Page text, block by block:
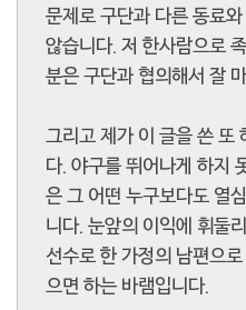
문제로 구단과 다른 동료
않습니다. 저 한사람으로
분은 구단과 협의해서 잘
그리고 제가 이 글을 쓴 또
다. 야구를 뛰어나게 하지
은 그 어떤 누구보다도 열
니다. 눈앞의 이익에 휘둘
선수로 한 가정의 남편으
으면 하는 바램입니다.